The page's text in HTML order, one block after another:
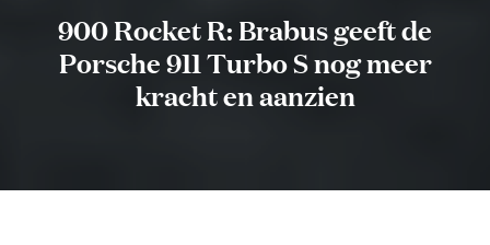
900 Rocket R: Brabus geeft de
Porsche 911 Turbo S nog meer
kracht en aanzien